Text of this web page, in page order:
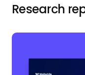
Research